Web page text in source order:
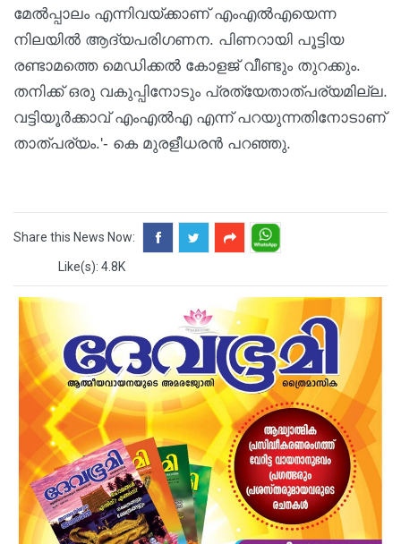
മേല്‍പ്പാലം എന്നിവയ്ക്കാണ് എംഎല്‍എയെന്ന
നിലയില്‍ ആദ്യപരിഗണന. പിണറായി പൂട്ടിയ
രണ്ടാമത്തെ മെഡിക്കല്‍ കോളജ് വീണ്ടും തുറക്കും.
തനിക്ക് ഒരു വകുപ്പിനോടും പ്രത്യേതാത്പര്യമില്ല.
വട്ടിയൂര്‍ക്കാവ് എംഎല്‍എ എന്ന് പറയുന്നതിനോടാണ്
താത്പര്യം.'- കെ മുരളീധരന്‍ പറഞ്ഞു.
Share this News Now:
Like(s): 4.8K